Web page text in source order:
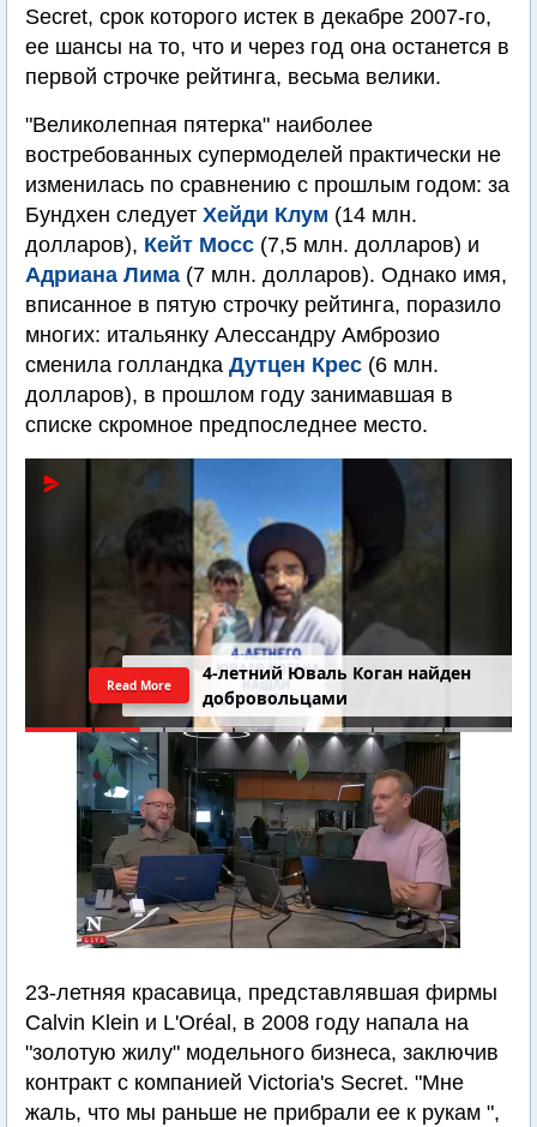
Secret, срок которого истек в декабре 2007-го,
ее шансы на то, что и через год она останется в
первой строчке рейтинга, весьма велики.
"Великолепная пятерка" наиболее
востребованных супермоделей практически не
изменилась по сравнению с прошлым годом: за
Бундхен следует Хейди Клум (14 млн.
долларов), Кейт Мосс (7,5 млн. долларов) и
Адриана Лима (7 млн. долларов). Однако имя,
вписанное в пятую строчку рейтинга, поразило
многих: итальянку Алессандру Амброзио
сменила голландка Дутцен Крес (6 млн.
долларов), в прошлом году занимавшая в
списке скромное предпоследнее место.
4-летний Юваль Коган найден
добровольцами
Read More
23-летняя красавица, представлявшая фирмы
Calvin Klein и L'Oréal, в 2008 году напала на
"золотую жилу" модельного бизнеса, заключив
контракт с компанией Victoria's Secret. "Мне
жаль, что мы раньше не прибрали ее к рукам ",